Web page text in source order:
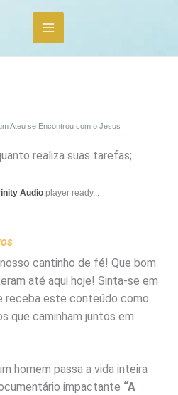
Ateu se Encontrou com o Jesus
realiza suas tarefas;
Audio player ready...
cantinho de fé! Que bom
até aqui hoje! Sinta-se em
receba este conteúdo como
que caminham juntos em
homem passa a vida inteira
impactante “A